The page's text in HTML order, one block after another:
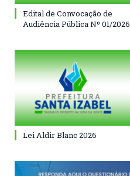
Edital de Convocação de
Audiência Pública Nº 01/2026
Lei Aldir Blanc 2026